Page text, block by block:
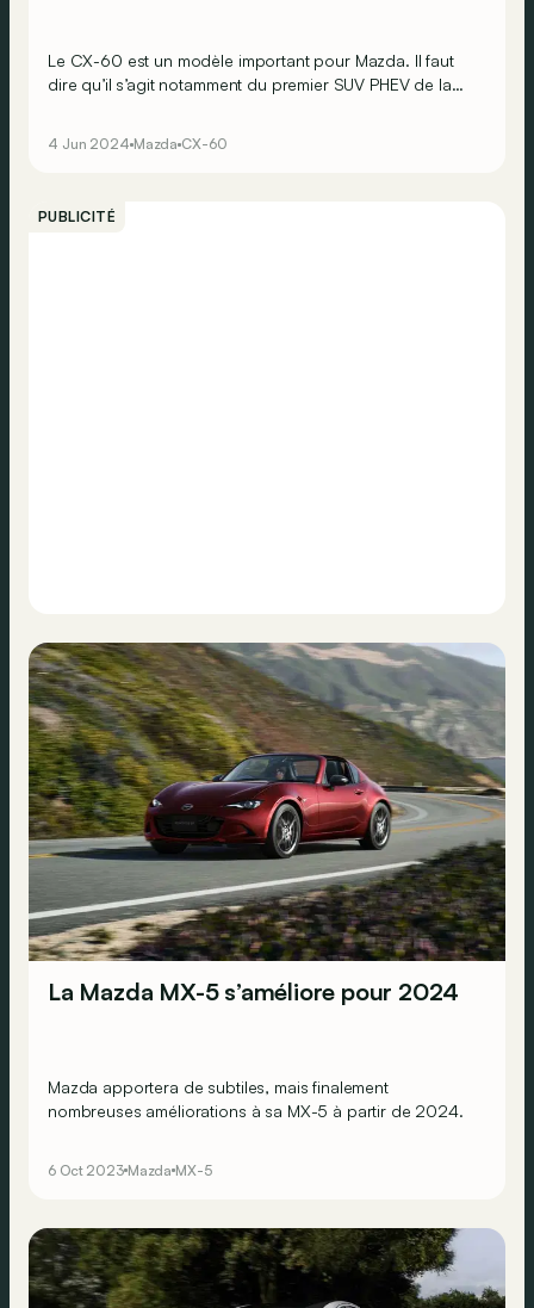
Le CX-60 est un modèle important pour Mazda. Il faut
dire qu’il s’agit notamment du premier SUV PHEV de la
4 Jun 2024 Mazda CX-60
PUBLICITÉ
La Mazda MX-5 s’améliore pour 2024
Mazda apportera de subtiles, mais finalement
nombreuses améliorations à sa MX-5 à partir de 2024.
6 Oct 2023 Mazda MX-5